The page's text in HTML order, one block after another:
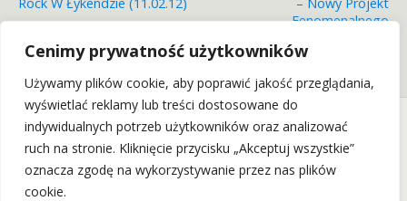
Cenimy prywatność użytkowników
Używamy plików cookie, aby poprawić jakość przeglądania,
wyświetlać reklamy lub treści dostosowane do
indywidualnych potrzeb użytkowników oraz analizować
ruch na stronie. Kliknięcie przycisku „Akceptuj wszystkie”
oznacza zgodę na wykorzystywanie przez nas plików
cookie.
Fenomenalnego
Programu „Mam Talent”
Back to top